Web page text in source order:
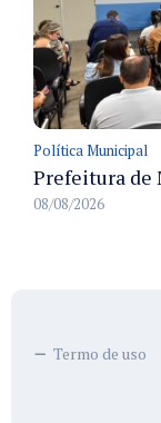
Política Municipal
08/08/2026
Termo de uso